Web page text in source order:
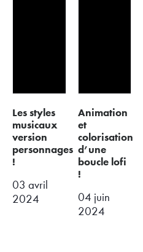
les styles
musicaux
version
personnages
!
03 avril
2024
animation
et
colorisation
d’une
boucle lofi
!
04 juin
2024